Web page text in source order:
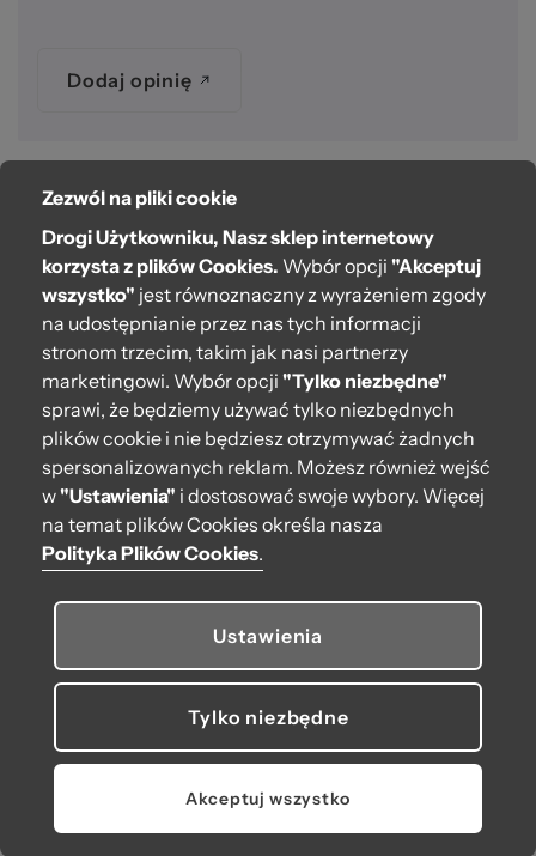
Dodaj opinię
O bag
Pomoc
Moje O bag
Kontakt
222 571 414
bok@obagstore.pl
WhatsApp O bag Polska
Pon.-pt. w godz 08:00 - 16:00
Obserwuj nas
© 2026 O bag. Wszelkie prawa zastrzeżone.
U nas płacisz, jak lubisz:
Zezwól na pliki cookie
Drogi Użytkowniku, Nasz sklep internetowy
korzysta z plików Cookies. Wybór opcji "Akceptuj
wszystko" jest równoznaczny z wyrażeniem zgody
na udostępnianie przez nas tych informacji
stronom trzecim, takim jak nasi partnerzy
marketingowi. Wybór opcji "Tylko niezbędne"
sprawi, że będziemy używać tylko niezbędnych
plików cookie i nie będziesz otrzymywać żadnych
spersonalizowanych reklam. Możesz również wejść
w"Ustawienia" i dostosować swoje wybory. Więcej
na temat plików Cookies określa nasza
Polityka Plików Cookies.
Ustawienia
Tylko niezbędne
Akceptuj wszystko